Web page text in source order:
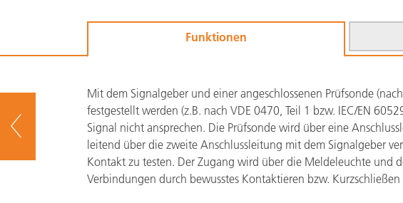
zur Übersicht
Funktionen
Mit dem Signalgeber und einer angeschlossenen Prüfsonde
festgestellt werden (z.B. nach VDE 0470, Teil 1 bzw. IEC/EN
Signal nicht ansprechen. Die Prüfsonde wird über eine
leitend über die zweite Anschlussleitung mit dem Signalgeber
Kontakt zu testen. Der Zugang wird über die Meldeleuchte und
Verbindungen durch bewusstes Kontaktieren bzw.